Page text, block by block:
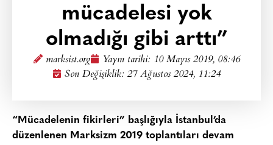
mücadelesi yok
olmadığı gibi arttı”
marksist.org Yayın tarihi: 10 Mayıs 2019, 08:46
Son Değişiklik: 27 Ağustos 2024, 11:24
“Mücadelenin fikirleri” başlığıyla İstanbul’da
düzenlenen Marksizm 2019 toplantıları devam